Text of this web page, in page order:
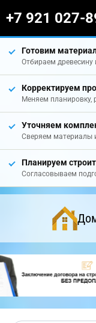
+7 921 027-
Готовим
Отбираем древесину
Корректируем
Меняем планировку,
Уточняем
Сверяем материалы
Планируем
Согласовываем